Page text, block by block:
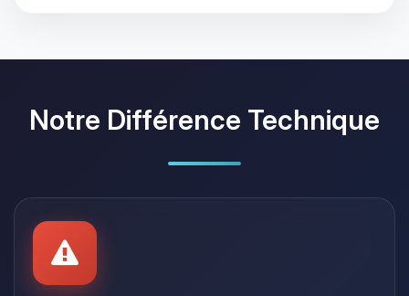
Notre Différence Technique
Youpi, enfin quelqu’un pour me